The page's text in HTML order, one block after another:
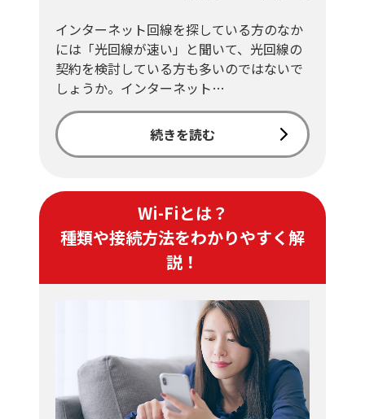
インターネット回線を探している方のなか
には「光回線が速い」と聞いて、光回線の
契約を検討している方も多いのではないで
しょうか。インターネット…
続きを読む
Wi-Fiとは？
種類や接続方法をわかりやすく解
説！